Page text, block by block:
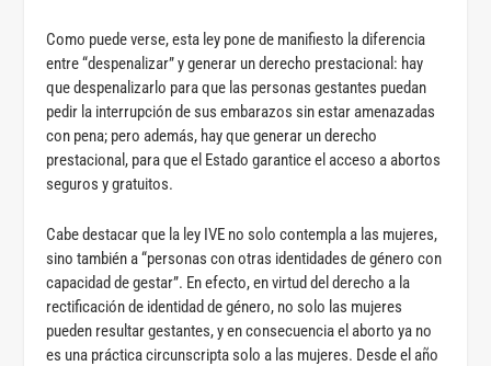
Como puede verse, esta ley pone de manifiesto la diferencia
entre “despenalizar” y generar un derecho prestacional: hay
que despenalizarlo para que las personas gestantes puedan
pedir la interrupción de sus embarazos sin estar amenazadas
con pena; pero además, hay que generar un derecho
prestacional, para que el Estado garantice el acceso a abortos
seguros y gratuitos.
Cabe destacar que la ley IVE no solo contempla a las mujeres,
sino también a “personas con otras identidades de género con
capacidad de gestar”. En efecto, en virtud del derecho a la
rectificación de identidad de género, no solo las mujeres
pueden resultar gestantes, y en consecuencia el aborto ya no
es una práctica circunscripta solo a las mujeres. Desde el año